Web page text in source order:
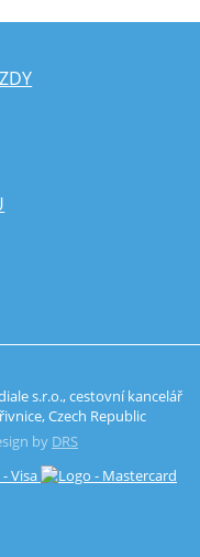
s.r.o., cestovní kancelář
Czech Republic
by DRS